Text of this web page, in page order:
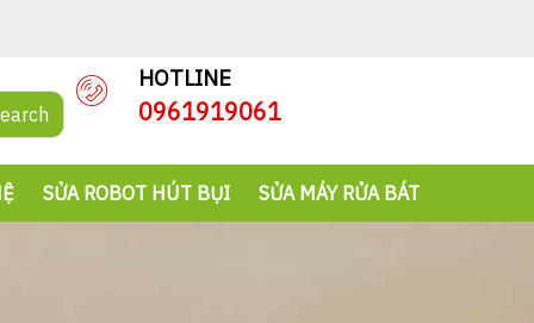
HOTLINE
0961919061
SỬA ROBOT HÚT BỤI SỬA MÁY RỬA BÁT